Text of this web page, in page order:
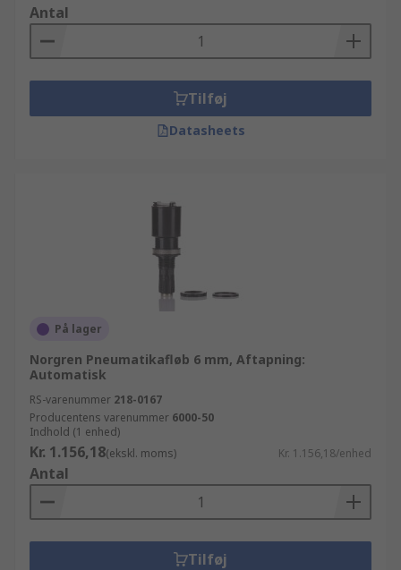
Antal
Tilføj
Datasheets
På lager
Norgren Pneumatikafløb 6 mm, Aftapning:
Automatisk
RS-varenummer 218-0167
Producentens varenummer 6000-50
Indhold (1 enhed)
Kr. 1.156,18(ekskl. moms) Kr. 1.156,18/enhed
Antal
Tilføj